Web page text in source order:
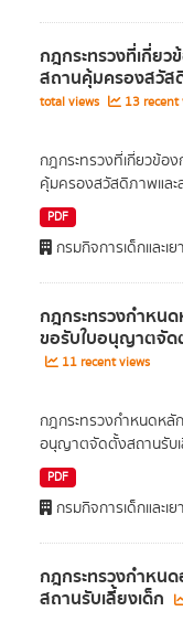
กฎกระทรวงที่เกี่ย
สถานคุ้มครองสวั
total views
13 recent
กฎกระทรวงที่เกี่ยวข้อ
คุ้มครองสวัสดิภาพแล
PDF
กรมกิจการเด็กและเ
กฎกระทรวงกำหนด
ขอรับใบอนุญาตจัด
11 recent views
กฎกระทรวงกำหนดหลัก
อนุญาตจัดตั้งสถานรับเ
PDF
กรมกิจการเด็กและเ
กฎกระทรวงกำหน
สถานรับเลี้ยงเด็ก